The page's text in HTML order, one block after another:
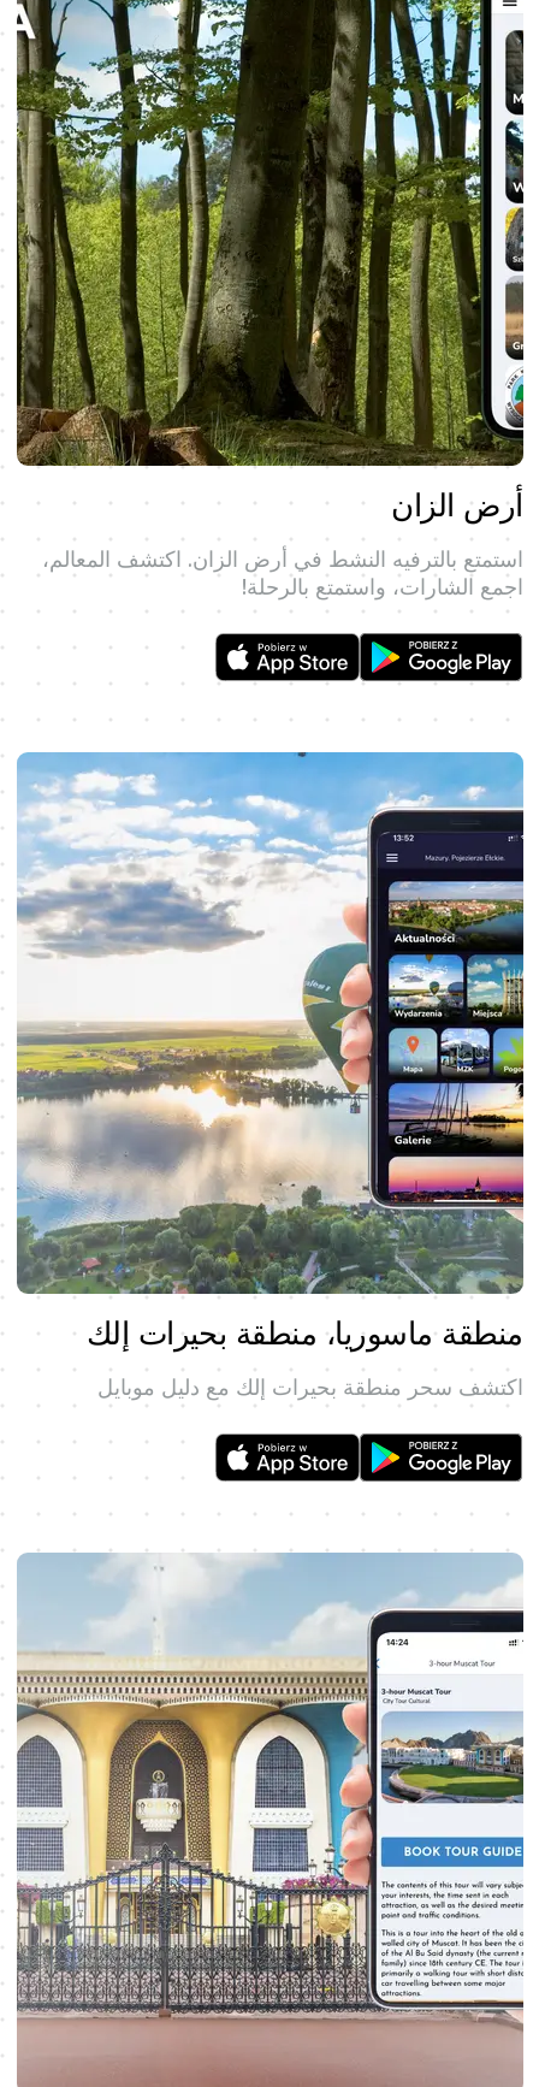
أرض الزان
استمتع بالترفيه النشط في أرض الزان. اكتشف المعالم،
اجمع الشارات، واستمتع بالرحلة!
منطقة ماسوريا، منطقة بحيرات إلك
اكتشف سحر منطقة بحيرات إلك مع دليل موبايل